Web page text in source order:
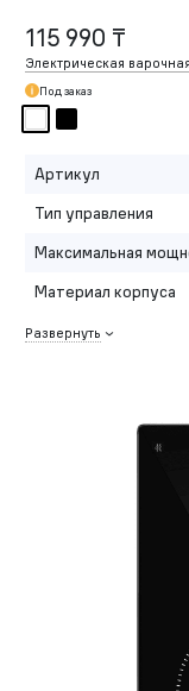
115 990 ₸
Электрическая
Под заказ
Артикул
Тип управления
Максимальная
Материал корпуса
Развернуть